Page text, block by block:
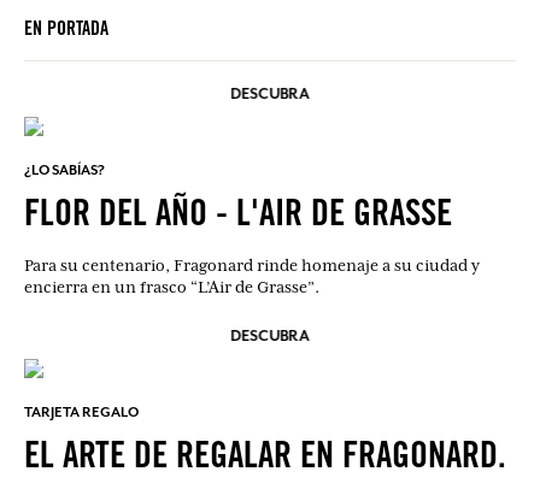
EN PORTADA
DESCUBRA
¿LO SABÍAS?
FLOR DEL AÑO - L'AIR DE GRASSE
Para su centenario, Fragonard rinde homenaje a su ciudad y
encierra en un frasco “L’Air de Grasse”.
DESCUBRA
TARJETA REGALO
EL ARTE DE REGALAR EN FRAGONARD.